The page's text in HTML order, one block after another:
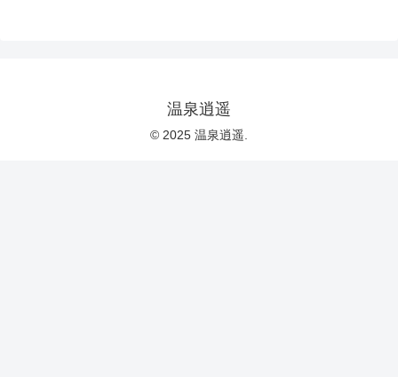
温泉逍遥
© 2025 温泉逍遥.